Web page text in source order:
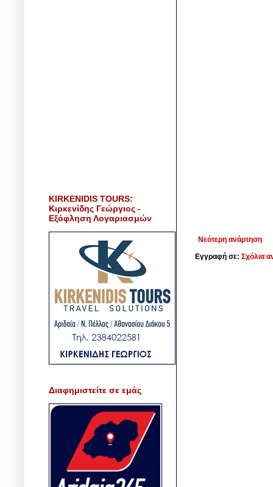
Νεότερη ανάρτηση
Εγγραφή σε: Σχόλια
KIRKENIDIS TOURS:
Κιρκενίδης Γεώργιος -
Εξόφληση Λογαριασμών
Διαφημιστείτε σε εμάς